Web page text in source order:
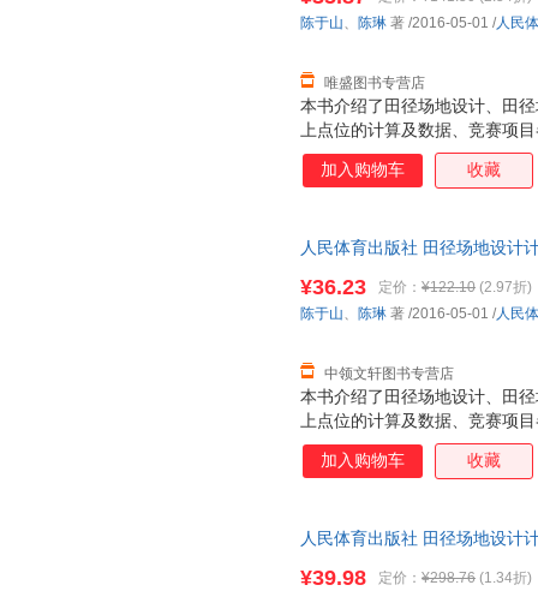
换】
本书介绍了田径场地设计、田
上点位的计算及数据、竞赛项
的画法、非标准田径场的设计
和球类场地的参考图，内容具
唯盛图书专营店
陈于山、 陈琳 著 /2016-05-01 /人民
加入购物车 收藏
人民体育出版社 田径场地设计
换】
本书介绍了田径场地设计、田
上点位的计算及数据、竞赛项
的画法、非标准田径场的设计
和球类场地的参考图，内容具
¥36.23 定价： ¥122.10 (2.97折)
中领文轩图书专营店
陈于山、 陈琳 著 /2016-05-01 /人民
加入购物车 收藏
人民体育出版社 田径场地设计
¥39.98 定价： ¥298.76 (1.34折)